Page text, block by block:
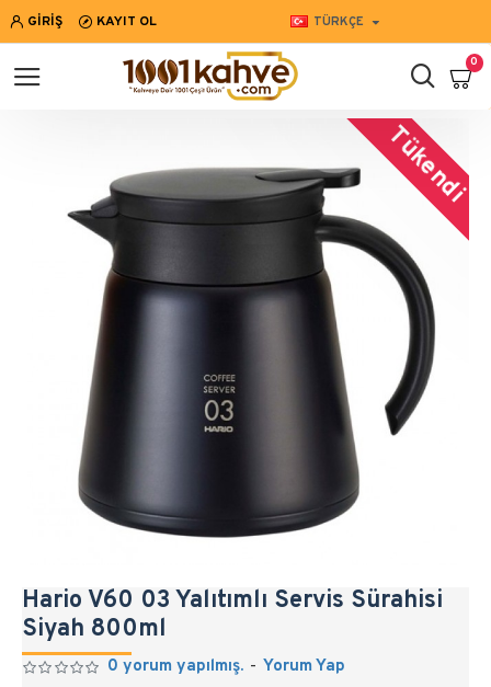
GIRIŞ KAYIT OL TÜRKÇE
0
Tükendi
Hario V60 03 Yalıtımlı Servis Sürahisi
Siyah 800ml
0 yorum yapılmış. - Yorum Yap